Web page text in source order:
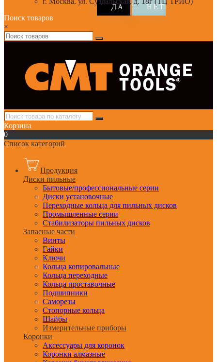
Поиск товаров
×
Корзина
0
Список категорий
Продукция
Диски пильные
Бытовые/профессиональные серии
Диски установочные
Переходные кольца для пильных дисков
Промышленные серии
Стабилизаторы пильных дисков
Запасные части
Винты
Гайки
Ключи
Кольца копировальные
Кольца переходные
Кольца проставочные
Подшипники
Саморезы
Стопорные кольца
Шайбы
Измерительные приборы
Коронки
Аксессуары для коронок
Коронки алмазные